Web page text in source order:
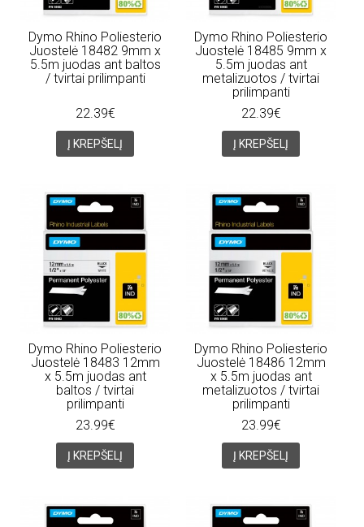
Dymo Rhino Poliesterio
Juostelė 18482 9mm x
5.5m juodas ant baltos
/ tvirtai prilimpanti
22.39€
Į KREPŠELĮ
Dymo Rhino Poliesterio
Juostelė 18485 9mm x
5.5m juodas ant
metalizuotos / tvirtai
prilimpanti
22.39€
Į KREPŠELĮ
Dymo Rhino Poliesterio
Juostelė 18483 12mm
x 5.5m juodas ant
baltos / tvirtai
prilimpanti
23.99€
Į KREPŠELĮ
Dymo Rhino Poliesterio
Juostelė 18486 12mm
x 5.5m juodas ant
metalizuotos / tvirtai
prilimpanti
23.99€
Į KREPŠELĮ